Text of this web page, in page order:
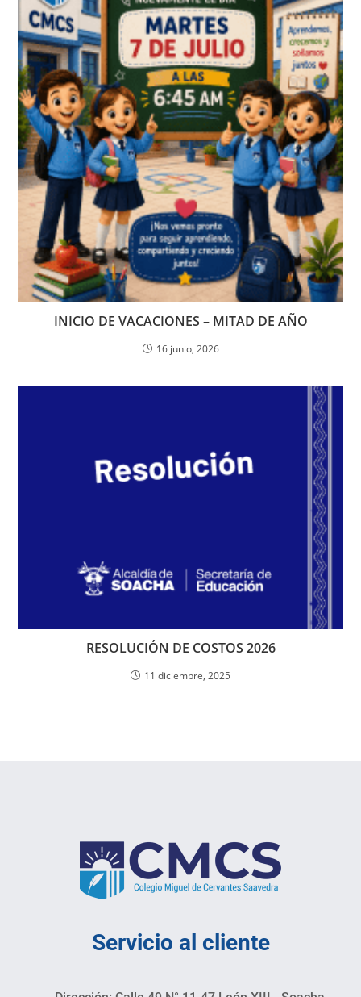
INICIO DE VACACIONES – MITAD DE AÑO
16 junio, 2026
RESOLUCIÓN DE COSTOS 2026
11 diciembre, 2025
Servicio al cliente